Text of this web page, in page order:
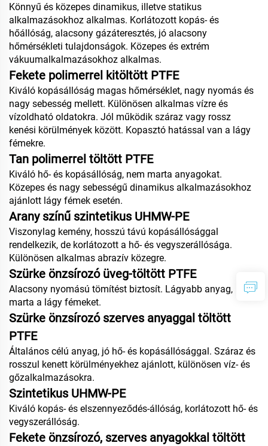
Könnyű és közepes dinamikus, illetve statikus
alkalmazásokhoz alkalmas. Korlátozott kopás- és
hőállóság, alacsony gázáteresztés, jó alacsony
hőmérsékleti tulajdonságok. Közepes és extrém
vákuumalkalmazásokhoz alkalmas.
Fekete polimerrel kitöltött PTFE
Kiváló kopásállóság magas hőmérséklet, nagy nyomás és
nagy sebesség mellett. Különösen alkalmas vízre és
vízoldható oldatokra. Jól működik száraz vagy rossz
kenési körülmények között. Kopasztó hatással van a lágy
fémekre.
Tan polimerrel töltött PTFE
Kiváló hő- és kopásállóság, nem marta anyagokat.
Közepes és nagy sebességű dinamikus alkalmazásokhoz
ajánlott lágy fémek esetén.
Arany színű szintetikus UHMW-PE
Viszonylag kemény, hosszú távú kopásállósággal
rendelkezik, de korlátozott a hő- és vegyszerállósága.
Különösen alkalmas abrazív közegre.
Szürke önzsírozó üveg-töltött PTFE
Alacsony nyomású tömítést biztosít. Lágyabb anyag,
marta a lágy fémeket.
Szürke önzsírozó szerves anyaggal töltött
PTFE
Általános célú anyag, jó hő- és kopásállósággal. Száraz és
rosszul kenett körülményekhez ajánlott, különösen víz- és
gőzalkalmazásokra.
Szintetikus UHMW-PE
Kiváló kopás- és elszennyeződés-állóság, korlátozott hő- és
vegyszerállóság.
Fekete önzsírozó, szerves anyagokkal töltött